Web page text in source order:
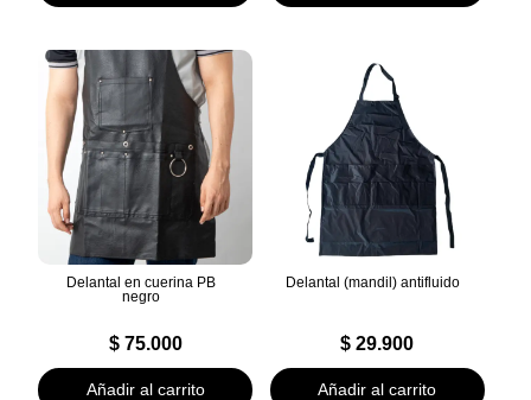
Delantal en cuerina PB
negro
$75.000
Añadir al carrito
Delantal (mandil) antifluido
$ 29.900
Añadir al carrito